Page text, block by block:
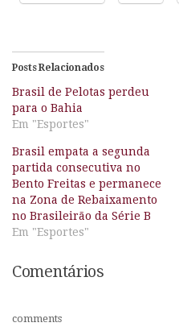
Posts Relacionados
Brasil de Pelotas perdeu
para o Bahia
Em "Esportes"
Brasil empata a segunda
partida consecutiva no
Bento Freitas e permanece
na Zona de Rebaixamento
no Brasileirão da Série B
Em "Esportes"
Comentários
comments